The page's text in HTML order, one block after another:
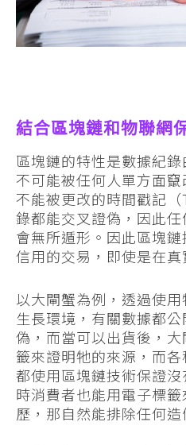
結合區塊鏈和物聯網
區塊鏈的特性是數據紀錄
不可能被任何人單方面
不能被更改的時間戳記
錄都能交叉證偽，因此
會無所遁形。因此區塊
信用的交易，即使是在真
以大閘蟹為例，透過使
生長環境，有關數據都
偽，而當可以出貨後，
籤來證明牠的來源，而
都使用區塊鏈技術保證
時消費者也能用電子標
歷，那自然能排除任何造